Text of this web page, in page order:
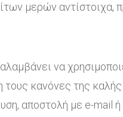
μερών
να
κανόνες της
αποστολή με e-mail